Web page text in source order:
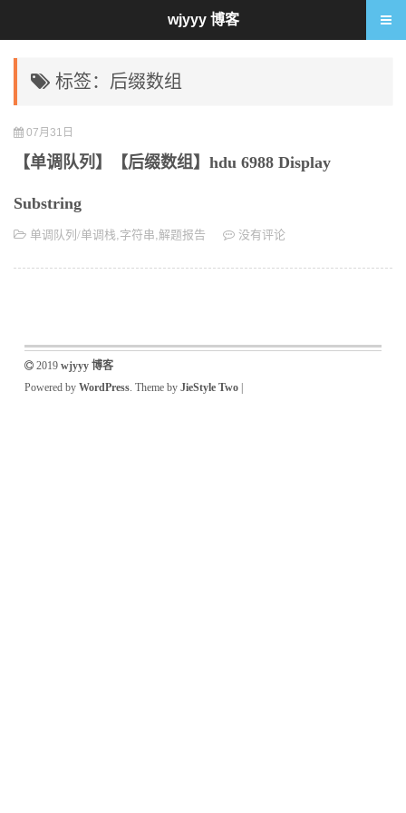
标签：后缀数组
07月31日
【单调队列】【后缀数组】hdu 6988 Display
Substring
单调队列/单调栈,字符串,解题报告 没有评论
2019 wjyyy 博客
Powered by WordPress. Theme by JieStyle Two|
wjyyy 博客